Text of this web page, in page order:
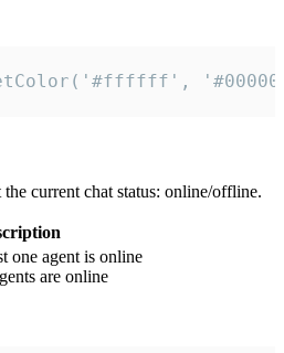
current chat status: online/offline.
one agent is online
are online